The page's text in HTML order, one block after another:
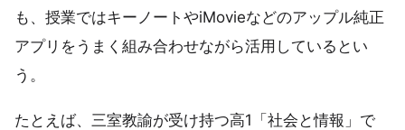
も、授業ではキーノートやiMovieなどのアップル純正
アプリをうまく組み合わせながら活用しているとい
う。
たとえば、三室教諭が受け持つ高1「社会と情報」で